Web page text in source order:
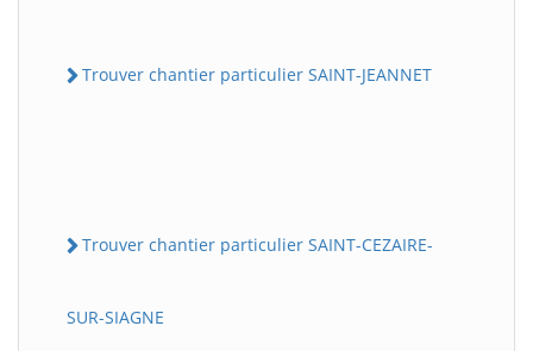
Trouver chantier particulier SAINT-JEANNET
Trouver chantier particulier SAINT-CEZAIRE-
SUR-SIAGNE